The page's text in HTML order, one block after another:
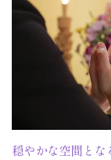
穏やかな空間と